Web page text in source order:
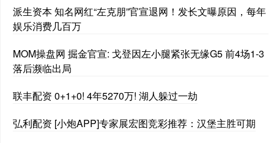
派生资本 知名网红“左克朋”官宣退网！发长文曝原因，每年
娱乐消费几百万
MOM操盘网 掘金官宣: 戈登因左小腿紧张无缘G5 前4场1-3
落后濒临出局
联丰配资 0+1+0! 4年5270万! 湖人躲过一劫
弘利配资 [小炮APP]专家展宏图竞彩推荐：汉堡主胜可期